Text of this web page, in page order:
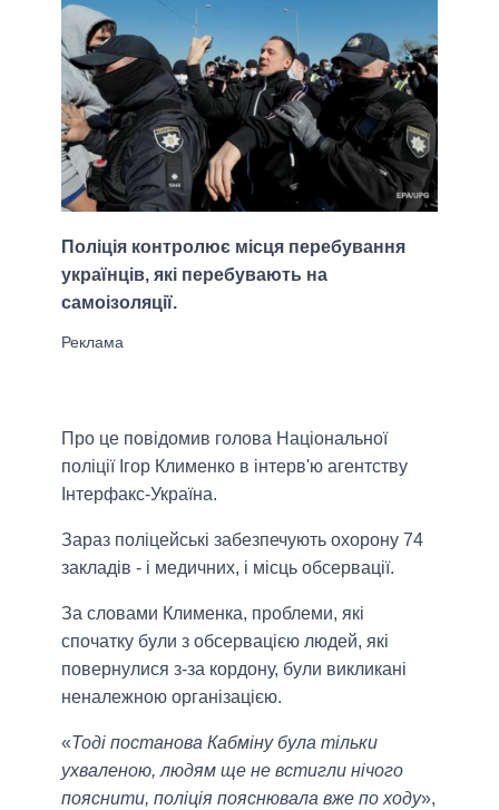
Поліція контролює місця перебування
українців, які перебувають на
самоізоляції.
Про це повідомив голова Національної
поліції Ігор Клименко в інтерв'ю агентству
Інтерфакс-Україна.
Зараз поліцейські забезпечують охорону 74
закладів - і медичних, і місць обсервації.
За словами Клименка, проблеми, які
спочатку були з обсервацією людей, які
повернулися з-за кордону, були викликані
неналежною організацією.
«Тоді постанова Кабміну була тільки
ухваленою, людям ще не встигли нічого
пояснити, поліція пояснювала вже по ходу»,